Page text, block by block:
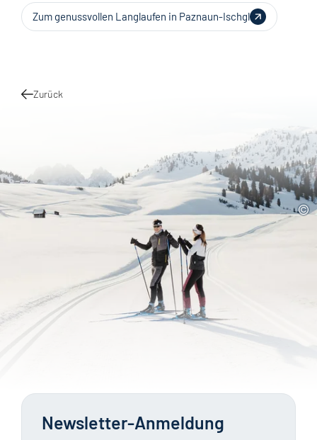
Zum genussvollen Langlaufen in Paznaun-Ischgl
Zurück
Newsletter-Anmeldung